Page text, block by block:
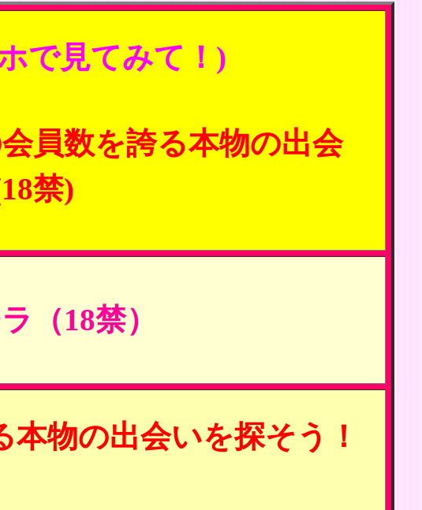
で見てみて！)
員数を誇る本物の出会
禁)
（18禁）
物の出会いを探そう！